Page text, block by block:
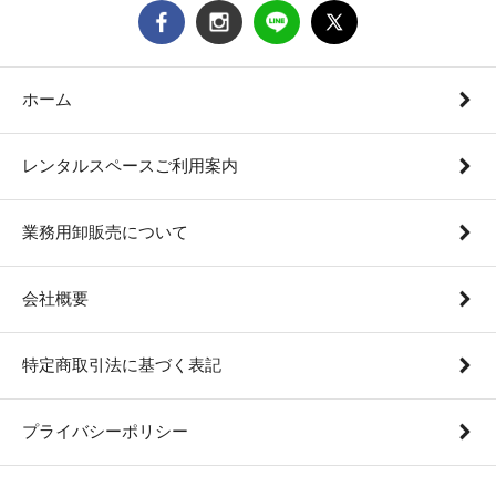
ホーム
レンタルスペースご利用案内
業務用卸販売について
会社概要
特定商取引法に基づく表記
プライバシーポリシー